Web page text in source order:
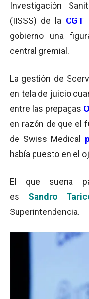
Investigación
(IISSS) de la CGT
gobierno una
central gremial.
La gestión de
en tela de juicio
entre las prepagas
en razón de que el
de Swiss Medical
había puesto en el
El que suena
es Sandro
Superintendencia.